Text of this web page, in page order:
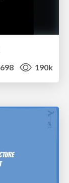
698 190k